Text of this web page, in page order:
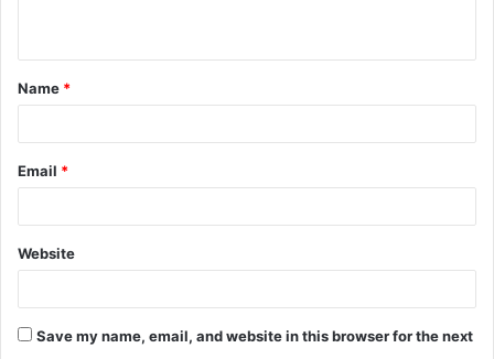
t
*
Name *
Email *
Website
Save my name, email, and website in this browser for the next